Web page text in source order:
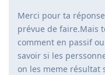
Merci pour ta
prévue de faire.Mais
comment en passif
savoir si les
on les meme résultat